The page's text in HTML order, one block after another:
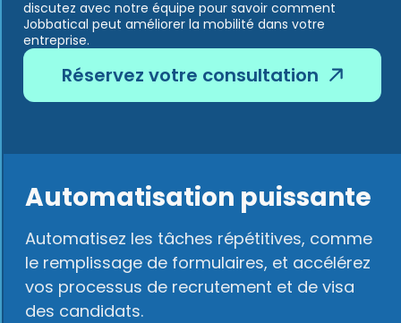
discutez avec notre équipe pour savoir comment
Jobbatical peut améliorer la mobilité dans votre
entreprise.
Réservez votre consultation
Automatisation puissante
Automatisez les tâches répétitives, comme
le remplissage de formulaires, et accélérez
vos processus de recrutement et de visa
des candidats.